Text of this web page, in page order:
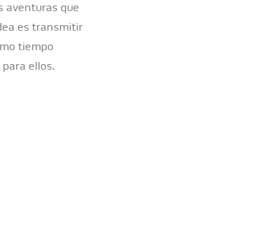
aventuras que
es transmitir
tiempo
ellos.